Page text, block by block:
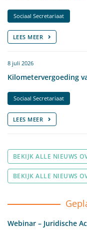
Sociaal Secretariaat
LEES MEER
8 juli 2026
Kilometervergoeding
Sociaal Secretariaat
LEES MEER
BEKIJK ALLE NIEUWS
BEKIJK ALLE NIEUWS
Webinar – Juridische